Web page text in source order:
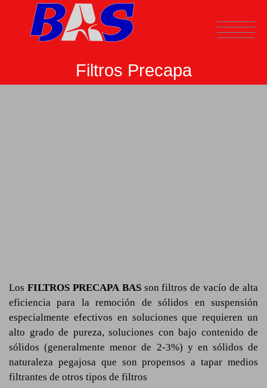
Filtros Precapa
Los FILTROS PRECAPA BASson filtros de vacío de alta
eficiencia para la remoción de sólidos en suspensión
especialmente efectivos en soluciones que requieren un
alto grado de pureza, soluciones con bajo contenido de
sólidos (generalmente menor de 2-3%) y en sólidos de
naturaleza pegajosa que son propensos a tapar medios
filtrantes de otros tipos de filtros